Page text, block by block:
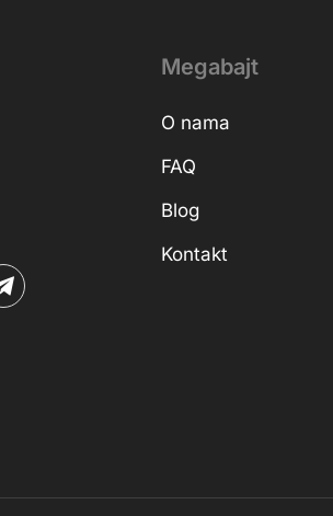
Megabajt
O nama
FAQ
Blog
Kontakt